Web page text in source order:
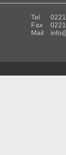
Tel
Fax
Mail